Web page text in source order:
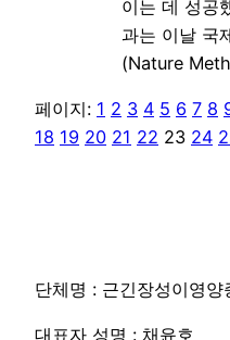
이는 데 성공
과는 이날 국
(Nature
페이지: 1 2 3 4 5 6 7 8
18 19 20 21 22 23 24
단체명 : 근긴장성이영
대표자 성명 : 채윤호